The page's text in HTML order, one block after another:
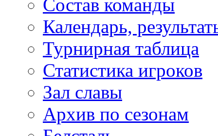
Состав команды
Календарь,
Турнирная таблица
Статистика игроков
Зал славы
Архив по сезонам